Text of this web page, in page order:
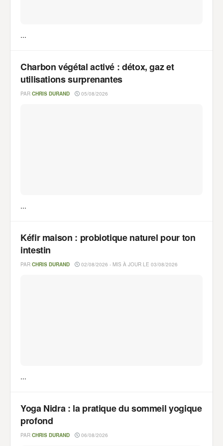
...
Charbon végétal activé : détox, gaz et
utilisations surprenantes
PAR CHRIS DURAND 05/08/2026
...
Kéfir maison : probiotique naturel pour ton
intestin
PAR CHRIS DURAND 02/08/2026 - MIS À JOUR LE 03/08/2026
...
Yoga Nidra : la pratique du sommeil yogique
profond
PAR CHRIS DURAND 06/08/2026